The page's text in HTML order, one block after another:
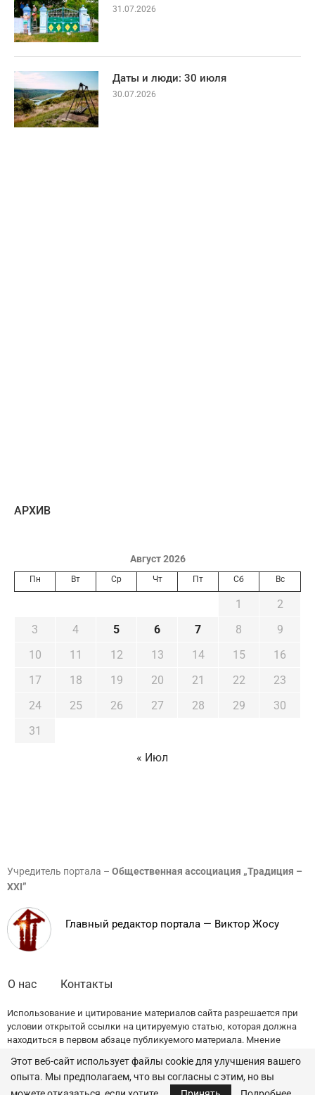
31.07.2026
Даты и люди: 30 июля
30.07.2026
AРХИВ
Август 2026
Пн Вт Ср Чт Пт Сб Вс
1
2
3
4 5 6 7 8
9
10
11 12 13 14 15
16
17
18 19 20 21 22
23
24
25 26 27 28 29
30
31
« Июл
Учредитель портала – Общественная ассоциация „Традиция –
XXI”
Главный редактор портала — Виктор Жосу
О нас Контакты
Использование и цитирование материалов сайта разрешается при
условии открытой ссылки на цитируемую статью, которая должна
находиться в первом абзаце публикуемого материала. Мнение
© 2022 — All Rights Reserved. Traditia.md
Этот веб-сайт использует файлы cookie для улучшения вашего
опыта. Мы предполагаем, что вы согласны с этим, но вы